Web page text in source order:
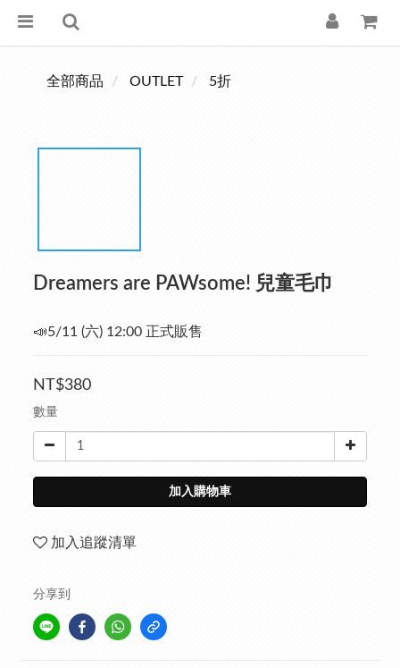
全部商品 OUTLET 5折
Dreamers are PAWsome! 兒童毛巾
📣5/11 (六) 12:00 正式販售
NT$380
數量
加入購物車
加入追蹤清單
分享到